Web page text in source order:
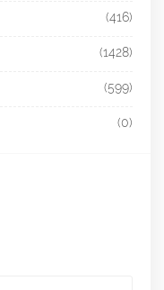
(416)
(1428)
(599)
(0)